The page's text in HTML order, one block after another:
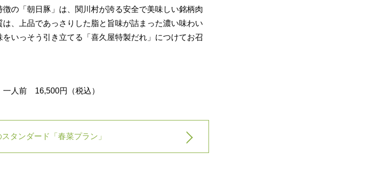
の「朝日豚」は、関川村が誇る安全で美味しい銘柄肉
、上品であっさりした脂と旨味が詰まった濃い味わい
いっそう引き立てる「喜久屋特製だれ」につけてお召
人前 16,500円（税込）
タンダード「春菜プラン」